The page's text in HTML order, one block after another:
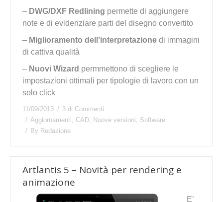
– DWG/DXF Redlining permette di aggiungere
note e di evidenziare parti del disegno convertito
– Miglioramento dell’interpretazione di immagini
di cattiva qualità
– Nuovi Wizard permmettono di scegliere le
impostazioni ottimali per tipologie di lavoro con un
solo click
11/09/2013
3 di Commenti
Aggiornamenti, CAD, Nuove versioni, Software
By Redazione
Artlantis 5 – Novità per rendering e
animazione
E’